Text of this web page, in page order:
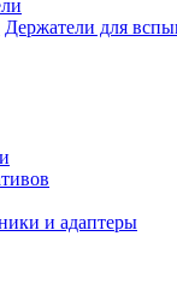
Держатели для
и адаптеры